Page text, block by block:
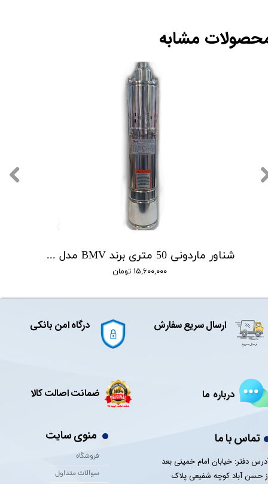
شناور ماردونی 50 متری برند BMV مدل QGD1.8-50-0.5
۱۵,۶۰۰,۰۰۰ تومان
مشابه
ارسال سریع سفارش
منوی سایت
فروشگاه
سوالات متداول
تماس با ما
دفتر: خیابان امام خمینی بعد
حسن آباد کوچه شفیعی پلاک
درگاه امن بانکی
درباره ما ضمانت اصالت کالا